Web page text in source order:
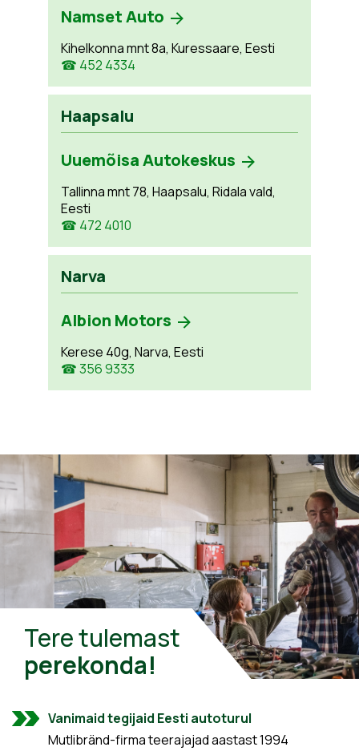
Namset Auto
Kihelkonna mnt 8a, Kuressaare, Eesti
☎ 452 4334
Haapsalu
Uuemõisa Autokeskus
Tallinna mnt 78, Haapsalu, Ridala vald,
Eesti
☎ 472 4010
Narva
Albion Motors
Kerese 40g, Narva, Eesti
☎ 356 9333
Tere tulemast
perekonda!
Vanimaid tegijaid Eesti autoturul
Mutlibränd-firma teerajajad aastast 1994